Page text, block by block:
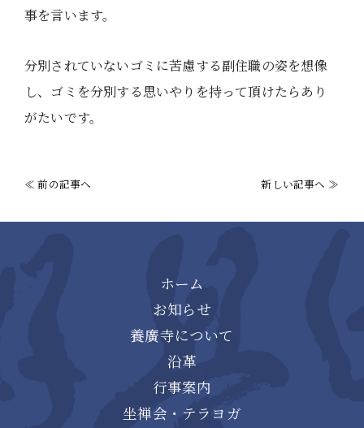
事を言います。
分別されていないゴミに苦慮する副住職の姿を想像
し、ゴミを分別する思いやりを持って頂けたらあり
がたいです。
≪ 前の記事へ 新しい記事へ ≫
ホーム
お知らせ
養廣寺について
沿革
行事案内
坐禅会・テラヨガ